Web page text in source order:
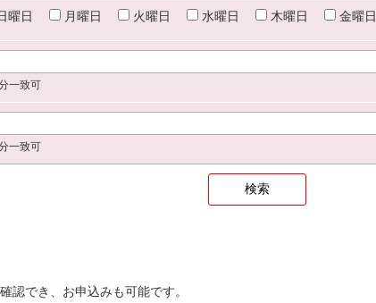
曜日 月曜日 火曜日 水曜日 木曜日 金曜日
一致可
一致可
認でき、お申込みも可能です。